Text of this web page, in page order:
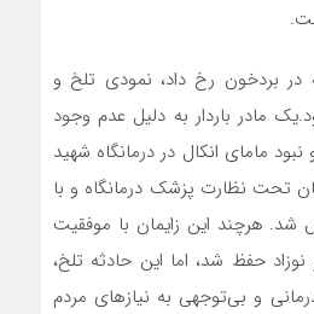
در بردخون رخ داد، نمودی تلخ و
مادر باردار به دلیل عدم وجود
مامای انکال در درمانگاه شهید
تحت نظارت پزشک درمانگاه و با
شد. هرچند این زایمان با موفقیت
حفظ شد، اما این حادثه تلخ،
و بی‌توجهی به نیازهای مردم